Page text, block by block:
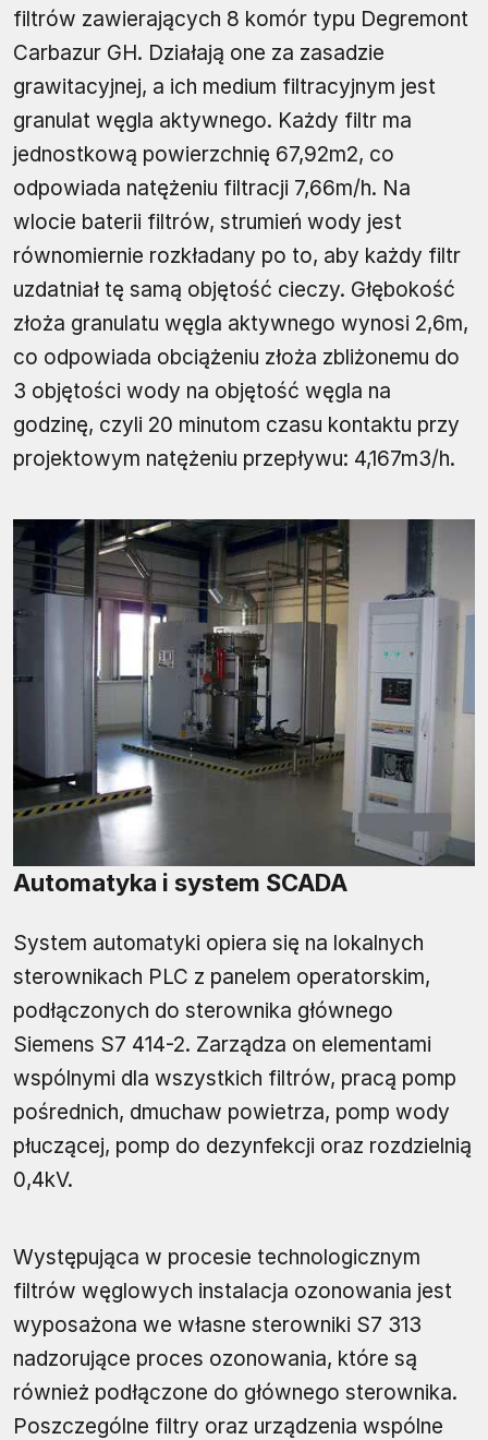
filtrów zawierających 8 komór typu Degremont
Carbazur GH. Działają one za zasadzie
grawitacyjnej, a ich medium filtracyjnym jest
granulat węgla aktywnego. Każdy filtr ma
jednostkową powierzchnię 67,92m2, co
odpowiada natężeniu filtracji 7,66m/h. Na
wlocie baterii filtrów, strumień wody jest
równomiernie rozkładany po to, aby każdy filtr
uzdatniał tę samą objętość cieczy. Głębokość
złoża granulatu węgla aktywnego wynosi 2,6m,
co odpowiada obciążeniu złoża zbliżonemu do
3 objętości wody na objętość węgla na
godzinę, czyli 20 minutom czasu kontaktu przy
projektowym natężeniu przepływu: 4,167m3/h.
Automatyka i system SCADA
System automatyki opiera się na lokalnych
sterownikach PLC z panelem operatorskim,
podłączonych do sterownika głównego
Siemens S7 414-2. Zarządza on elementami
wspólnymi dla wszystkich filtrów, pracą pomp
pośrednich, dmuchaw powietrza, pomp wody
płuczącej, pomp do dezynfekcji oraz rozdzielnią
0,4kV.
Występująca w procesie technologicznym
filtrów węglowych instalacja ozonowania jest
wyposażona we własne sterowniki S7 313
nadzorujące proces ozonowania, które są
również podłączone do głównego sterownika.
Poszczególne filtry oraz urządzenia wspólne